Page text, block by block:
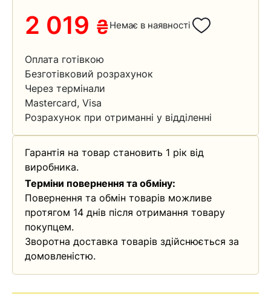
2 019 ₴Немає в наявності
Оплата готівкою
Безготівковий розрахунок
Через термінали
Mastercard, Visa
Розрахунок при отриманні у відділенні
Гарантія на товар становить 1 рік від
виробника.
Терміни повернення та обміну:
Повернення та обмін товарів можливе
протягом 14 днів після отримання товару
покупцем.
Зворотна доставка товарів здійснюється за
домовленістю.